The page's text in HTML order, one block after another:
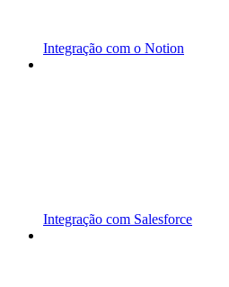
Integração com o Notion
Integração com Salesforce